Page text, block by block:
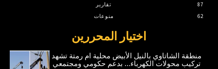
تقارير
87
منوعات
62
اختيار المحررين
منطقة الشاتاوي بالنيل الأبيض محلية ام رمتة تشهد
تركيب محولات الكهرباء… بدعم حكومي ومجتمعي